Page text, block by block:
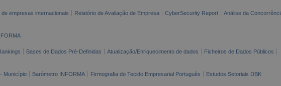
de empresas internacionais Relatório de Avaliação de Empresa CyberSecurity Report
Análise da
Bases de Dados Pré-Definidas Atualização/Enriquecimento de dados
Ficheiros de Dados Públicos
Município Barómetro INFORMA Firmografia do Tecido Empresarial Português Estudos Setoriais DBK